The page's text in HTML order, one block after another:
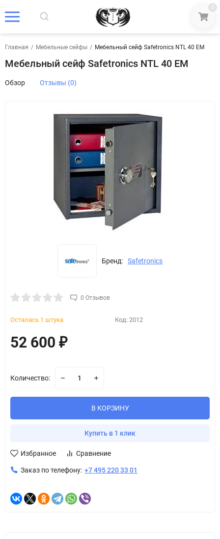
0
Главная / Мебельные сейфы / Мебельный сейф Safetronics NTL 40 EM
Мебельный сейф Safetronics NTL 40 EM
Обзор Отзывы (0)
Бренд: Safetronics
0 Отзывов
Осталась 1 штука Код: 2012
52 600 ₽
Количество:
В КОРЗИНУ
Купить в 1 клик
Избранное Сравнение
Заказ по телефону: +7 495 220 33 01